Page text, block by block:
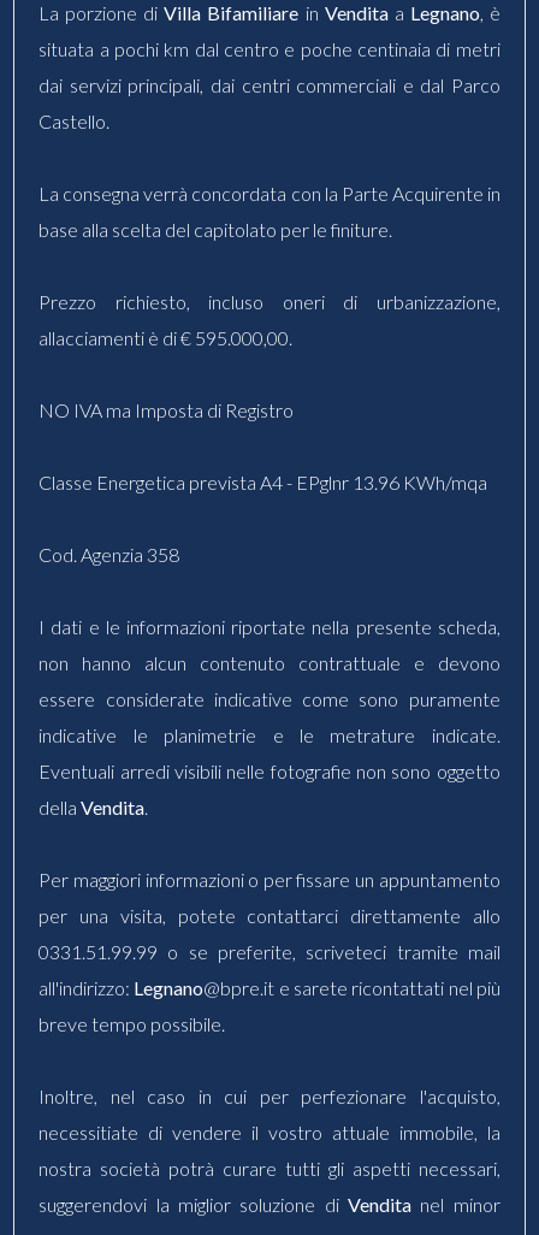
La porzione diVilla Bifamiliare in Venditaa Legnano, è
situata a pochi km dal centro e poche centinaia di metri
dai servizi principali, dai centri commerciali e dal Parco
Castello.
La consegna verrà concordata con la Parte Acquirente in
base alla scelta del capitolato per le finiture.
Prezzo richiesto, incluso oneri di urbanizzazione,
allacciamenti è di € 595.000,00.
NO IVA ma Imposta di Registro
Classe Energetica prevista A4 - EPglnr 13.96 KWh/mqa
Cod. Agenzia 358
I dati e le informazioni riportate nella presente scheda,
non hanno alcun contenuto contrattuale e devono
essere considerate indicative come sono puramente
indicative le planimetrie e le metrature indicate.
Eventuali arredi visibili nelle fotografie non sono oggetto
dellaVendita.
Per maggiori informazioni o per fissare un appuntamento
per una visita, potete contattarci direttamente allo
0331.51.99.99 o se preferite, scriveteci tramite mail
all'indirizzo: Legnano@bpre.it e sarete ricontattati nel più
breve tempo possibile.
Inoltre, nel caso in cui per perfezionare l'acquisto,
necessitiate di vendere il vostro attuale immobile, la
nostra società potrà curare tutti gli aspetti necessari,
suggerendovi la miglior soluzione diVendita nel minor